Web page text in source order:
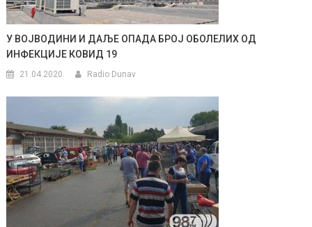
У ВОЈВОДИНИ И ДАЉЕ ОПАДА БРОЈ ОБОЛЕЛИХ ОД
ИНФЕКЦИЈЕ КОВИД 19
21.04.2020. Radio Dunav